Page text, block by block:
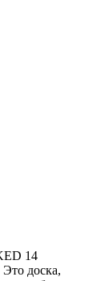
14
доска,